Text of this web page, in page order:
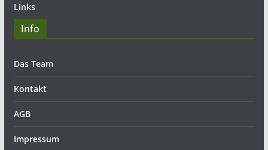
Links
Info
Das Team
Kontakt
AGB
Impressum